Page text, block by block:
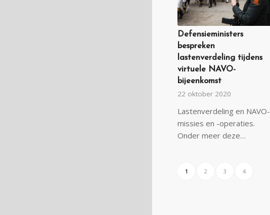
Defensieministers
bespreken
lastenverdeling tijdens
virtuele NAVO-
bijeenkomst
22 oktober 2020
Lastenverdeling en NAVO-
missies en -operaties.
Onder meer deze…
1 2 3 4